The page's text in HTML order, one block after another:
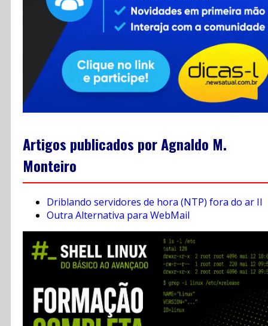
Contato
RSS
Artigos publicados por Agnaldo M.
Monteiro
Driblando servidores de hora (NTP) fora do ar II
Outra Alternativa para WebMail